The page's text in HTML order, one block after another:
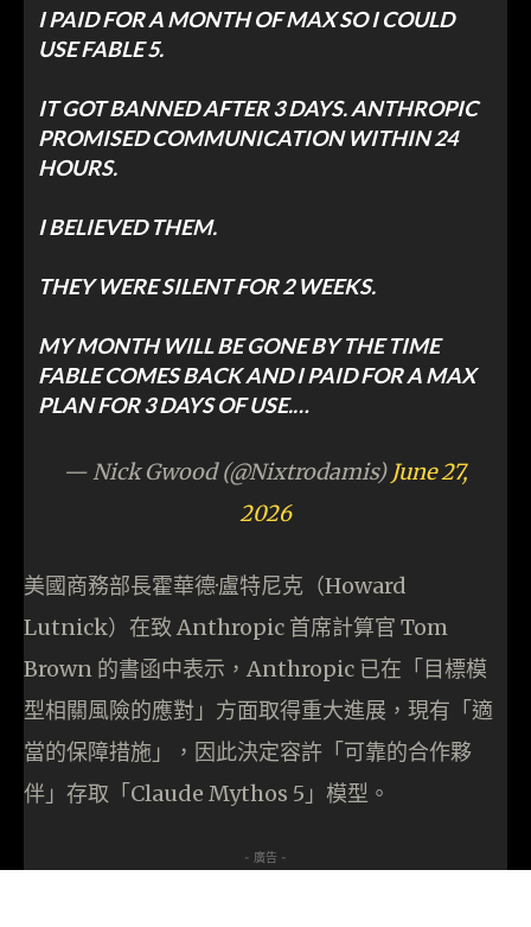
I PAID FOR A MONTH OF MAX SO I COULD
USE FABLE 5.
IT GOT BANNED AFTER 3 DAYS. ANTHROPIC
PROMISED COMMUNICATION WITHIN 24
HOURS.
I BELIEVED THEM.
THEY WERE SILENT FOR 2 WEEKS.
MY MONTH WILL BE GONE BY THE TIME
FABLE COMES BACK AND I PAID FOR A MAX
PLAN FOR 3 DAYS OF USE.…
— Nick Gwood (@Nixtrodamis) June 27,
2026
美國商務部長霍華德·盧特尼克（Howard
Lutnick）在致 Anthropic 首席計算官 Tom
Brown 的書函中表示，Anthropic 已在「目標模
型相關風險的應對」方面取得重大進展，現有「適
當的保障措施」，因此決定容許「可靠的合作夥
伴」存取「Claude Mythos 5」模型。
- 廣告 -